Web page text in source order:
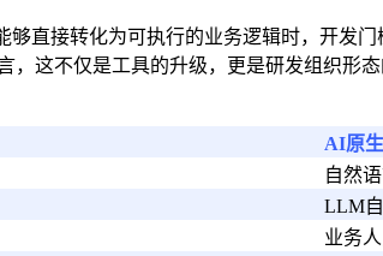
直接转化为可执行的业务逻辑时，开发
，这不仅是工具的升级，更是研发组织形
AI原
自然
LLM
业务